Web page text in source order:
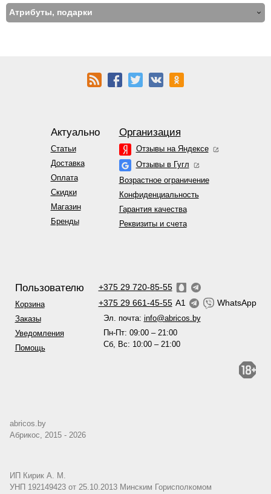
Атрибуты, подарки
Актуально
Статьи
Доставка
Оплата
Скидки
Магазин
Бренды
Организация
Отзывы на Яндексе
Отзывы в Гугл
Возрастное ограничение
Конфиденциальность
Гарантия качества
Реквизиты и счета
Пользователю
Корзина
Заказы
Уведомления
Помощь
+375 29 720-85-55
+375 29 661-45-55 A1 WhatsApp
Эл. почта: info@abricos.by
Пн-Пт: 09:00 – 21:00
Сб, Вс: 10:00 – 21:00
abricos.by
Абрикос, 2015 - 2026
ИП Кирик А. М.
УНП 192149423 от 25.10.2013 Минским Горисполкомом